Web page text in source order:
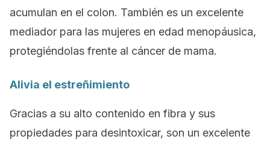
acumulan en el colon. También es un excelente
mediador para las mujeres en edad menopáusica,
protegiéndolas frente al cáncer de mama.
Alivia el estreñimiento
Gracias a su alto contenido en fibra y sus
propiedades para desintoxicar, son un excelente